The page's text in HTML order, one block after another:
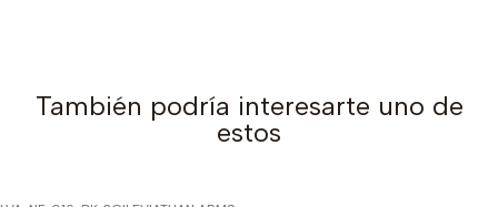
También podría interesarte uno de
estos